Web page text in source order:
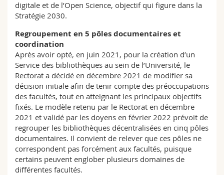
digitale et de l’Open Science, objectif qui figure dans la
Stratégie 2030.
Regroupement en 5 pôles documentaires et
coordination
Après avoir opté, en juin 2021, pour la création d’un
Service des bibliothèques au sein de l’Université, le
Rectorat a décidé en décembre 2021 de modifier sa
décision initiale afin de tenir compte des préoccupations
des facultés, tout en atteignant les principaux objectifs
fixés. Le modèle retenu par le Rectorat en décembre
2021 et validé par les doyens en février 2022 prévoit de
regrouper les bibliothèques décentralisées en cinq pôles
documentaires. Il convient de relever que ces pôles ne
correspondent pas forcément aux facultés, puisque
certains peuvent englober plusieurs domaines de
différentes facultés.